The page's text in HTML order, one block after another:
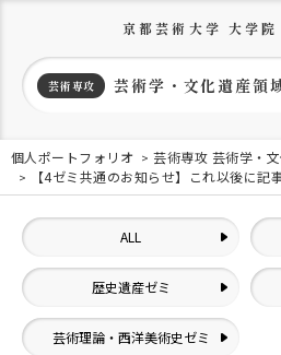
京都芸術大学 大学
芸術専攻 芸術学・文化遺産領
個人ポートフォリオ
芸術専攻 芸術学・
【4ゼミ共通のお知らせ】これ以後に記
ALL
歴史遺産ゼミ
芸術理論・西洋美術史ゼミ